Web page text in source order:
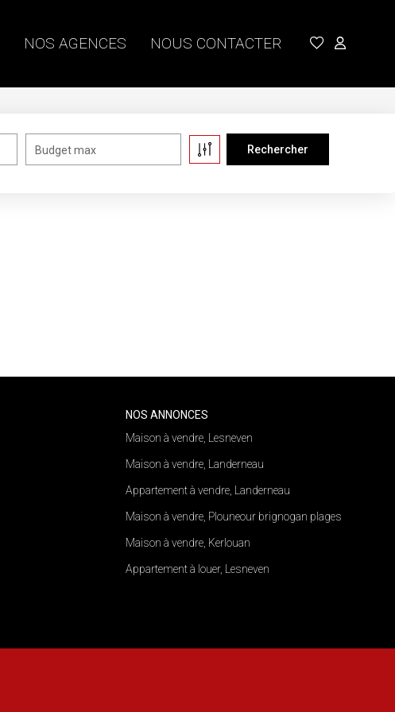
NOS AGENCES NOUS CONTACTER
Budget max
NOS ANNONCES
Maison à vendre, Lesneven
Maison à vendre, Landerneau
Appartement à vendre, Landerneau
Maison à vendre, Plouneour brignogan plages
Maison à vendre, Kerlouan
Appartement à louer, Lesneven